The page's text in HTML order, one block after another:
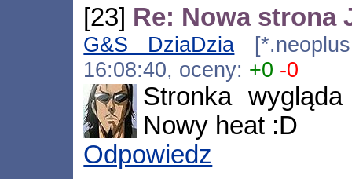
[23] Re: Nowa strona
G&S DziaDzia
16:08:40, oceny: +0 -0
Stronka
Nowy heat :D
Odpowiedz